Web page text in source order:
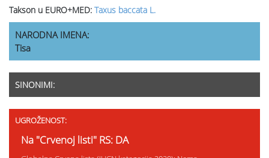
Takson u EURO+MED: Taxus baccata L.
NARODNA IMENA:
Tisa
SINONIMI:
UGROŽENOST:
Na "Crvenoj listi" RS: DA